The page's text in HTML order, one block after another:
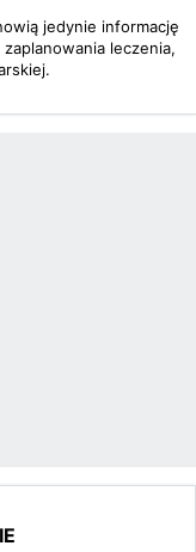
jedynie informację
leczenia,